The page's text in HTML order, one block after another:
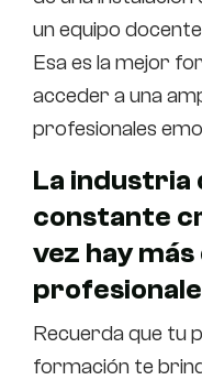
un equipo
Esa es la mejor
acceder a una
profesionales
La industria
constante
vez hay
Recuerda que tu
formación te